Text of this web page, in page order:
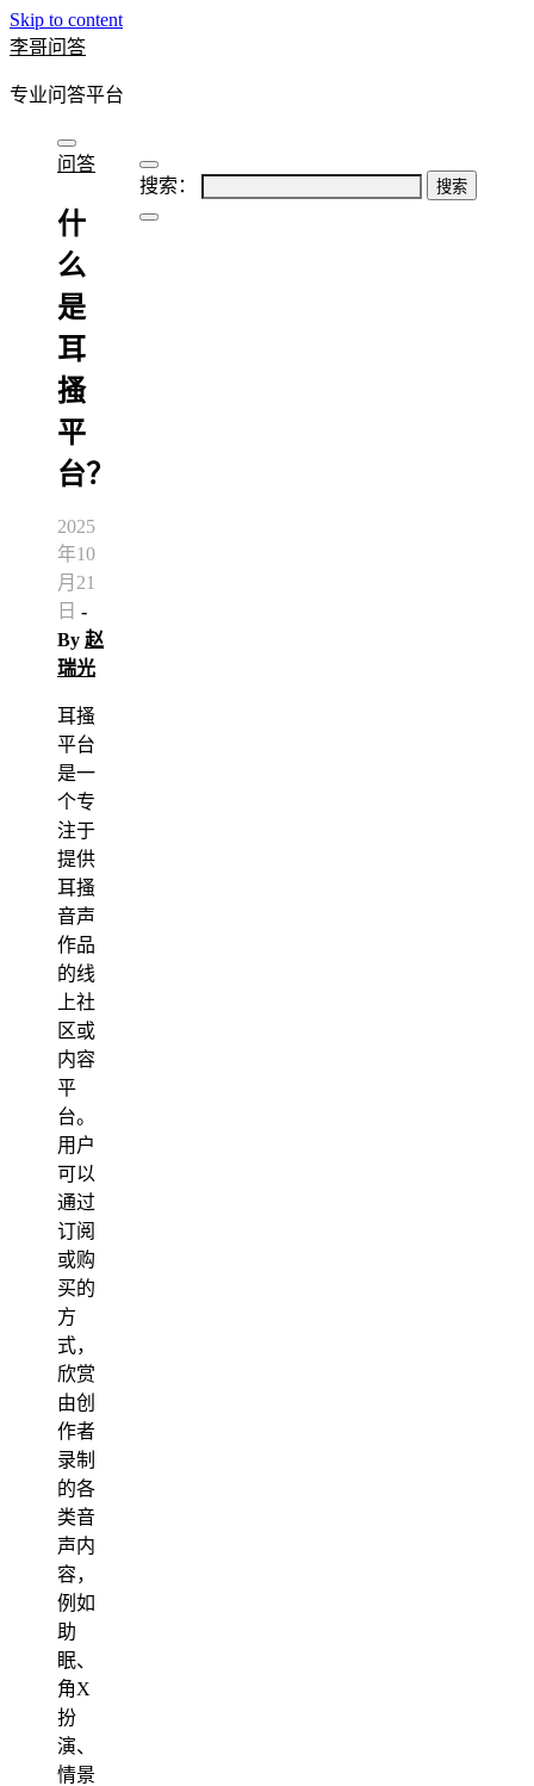
Skip to content
李哥问答
专业问答平台
搜索：
问答
什
么
是
耳
搔
平
台？
2025
年10
月21
日 -
By 赵
瑞光
耳搔
平台
是一
个专
注于
提供
耳搔
音声
作品
的线
上社
区或
内容
平
台。
用户
可以
通过
订阅
或购
买的
方
式，
欣赏
由创
作者
录制
的各
类音
声内
容，
例如
助
眠、
角X
扮
演、
情景